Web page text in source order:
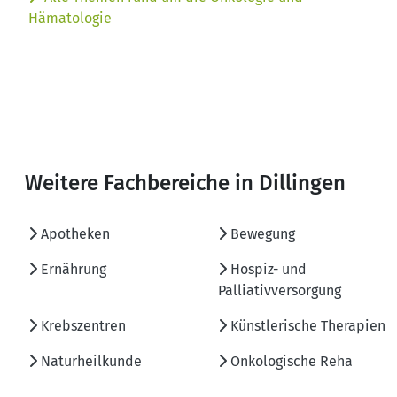
Hämatologie
Weitere Fachbereiche in Dillingen
Apotheken Bewegung
Ernährung
Hospiz- und
Palliativversorgung
Krebszentren Künstlerische Therapien
Naturheilkunde Onkologische Reha